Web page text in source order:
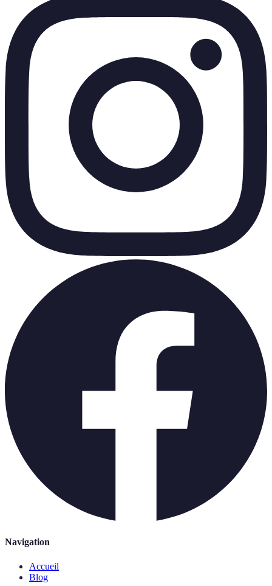
Navigation
Accueil
Blog